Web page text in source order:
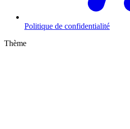
Politique de confidentialité
Thème